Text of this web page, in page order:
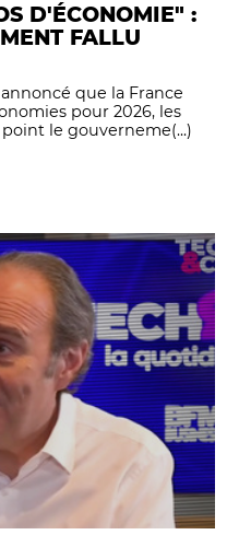
D'ÉCONOMIE" :
FALLU
que la France
pour 2026, les
le gouverneme(...)